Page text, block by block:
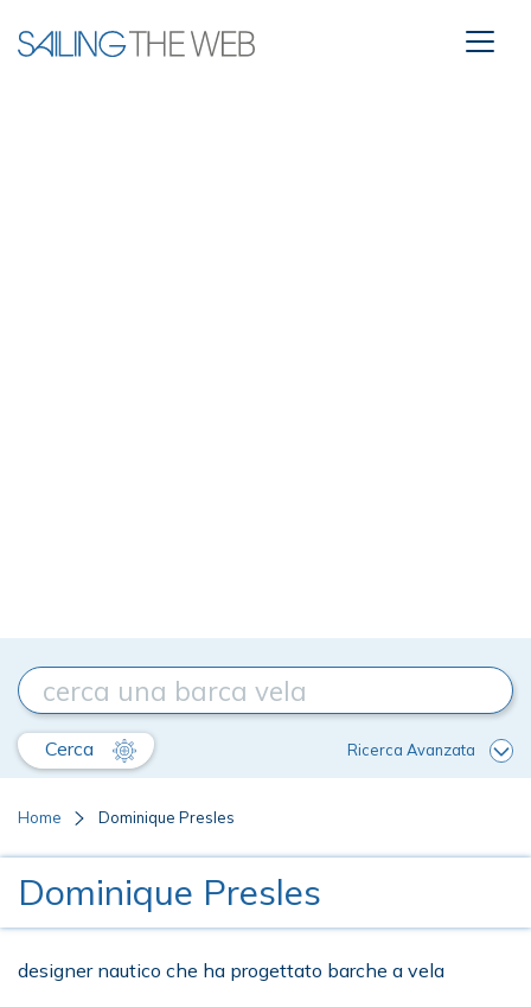
Cerca Ricerca Avanzata
Home Dominique Presles
Dominique Presles
designer nautico che ha progettato barche a vela